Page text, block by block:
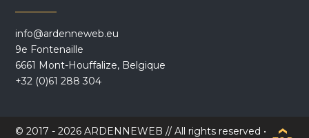
info@ardenneweb.eu
9e Fontenaille
6661 Mont-Houffalize, Belgique
+32 (0)61 288 304
© 2017 - 2026 ARDENNEWEB // All rights reserved •